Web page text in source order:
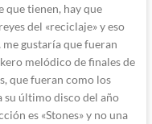
que tienen, hay que
del «reciclaje» y eso
gustaría que fueran
melódico de finales de
que fueran como los
su último disco del año
es «Stones» y no una